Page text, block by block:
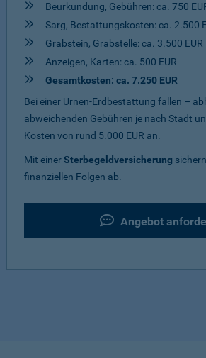
Beurkundung, Gebühren: ca. 750
Sarg, Bestattungskosten: ca. 2.500
Grabstein, Grabstelle: ca. 3.500 EUR
Anzeigen, Karten: ca. 500 EUR
Gesamtkosten: ca. 7.250 EUR
Bei einer Urnen-Erdbestattung fallen –
abweichenden Gebühren je nach Stadt
Kosten von rund 5.000 EUR an.
Mit einerSterbegeldversicherung
finanziellen Folgen ab.
Angebot